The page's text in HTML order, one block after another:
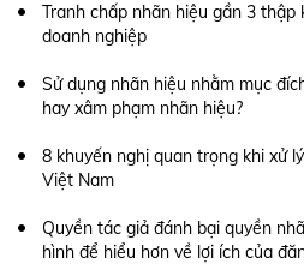
Tranh chấp nhãn hiệu gần 3 thập
doanh nghiệp
Sử dụng nhãn hiệu nhằm mục
hay xâm phạm nhãn hiệu?
8 khuyến nghị quan trọng khi xử
Việt Nam
Quyền tác giả đánh bại quyền
hình để hiểu hơn về lợi ích của